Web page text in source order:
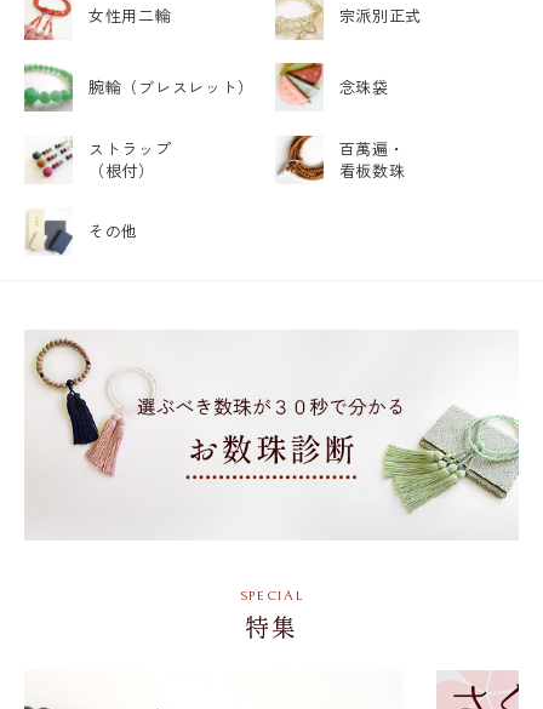
女性用二輪 宗派別正式
腕輪 （ブレスレット） 念珠袋
ストラップ
（根付）
百萬遍・
看板数珠
その他
特集